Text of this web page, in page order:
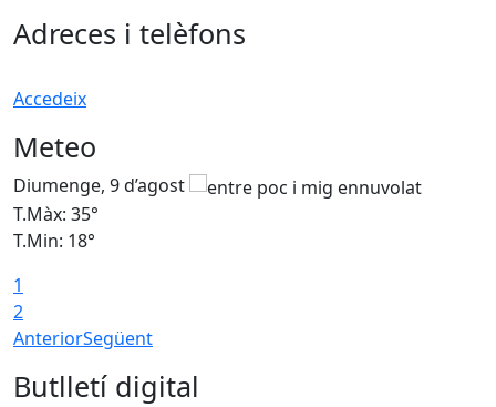
Adreces i telèfons
Accedeix
Meteo
Diumenge, 9 d’agost
T.Màx: 35°
T.Min: 18°
1
2
AnteriorSegüent
Butlletí digital